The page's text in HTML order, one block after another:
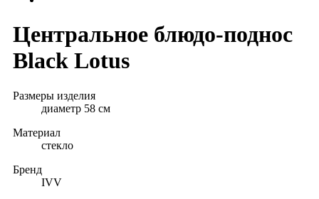
Центральное блюдо-поднос
Black Lotus
Размеры изделия
диаметр 58 см
Материал
стекло
Бренд
IVV